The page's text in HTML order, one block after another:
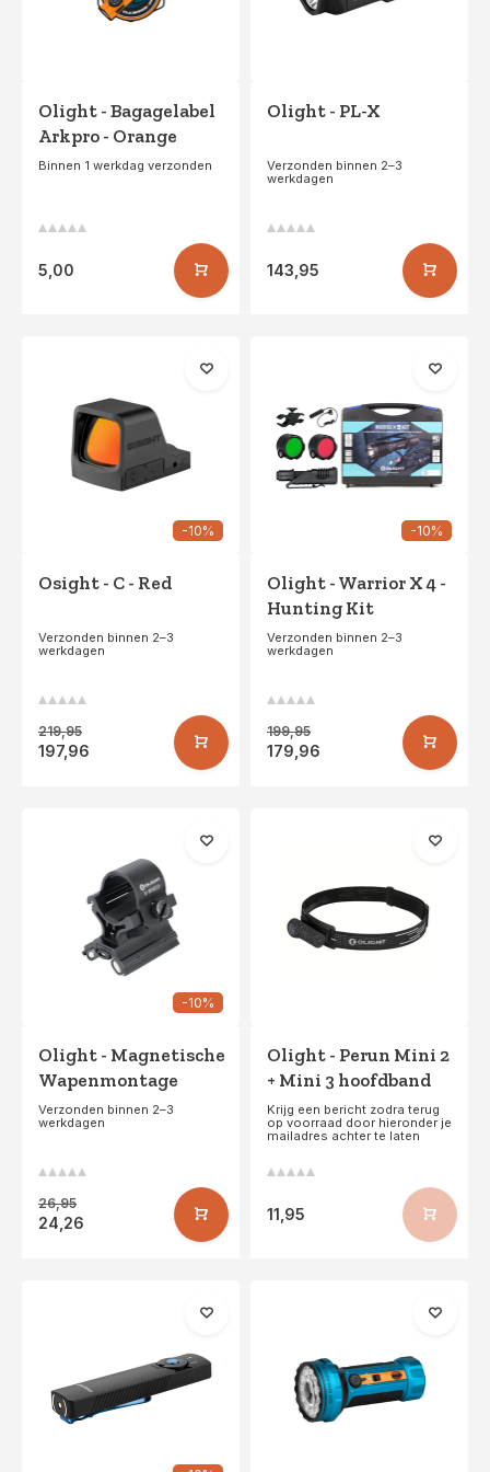
Olight - Bagagelabel
Arkpro - Orange
Binnen 1 werkdag verzonden
5,00
Olight - PL-X
Verzonden binnen 2–3
werkdagen
143,95
-10%
Osight - C - Red
Verzonden binnen 2–3
werkdagen
219,95
197,96
-10%
Olight - Warrior X 4 -
Hunting Kit
Verzonden binnen 2–3
werkdagen
199,95
179,96
-10%
Olight - Magnetische
Wapenmontage
Verzonden binnen 2–3
werkdagen
26,95
24,26
Olight - Perun Mini 2
+ Mini 3 hoofdband
Krijg een bericht zodra terug
op voorraad door hieronder je
mailadres achter te laten
11,95